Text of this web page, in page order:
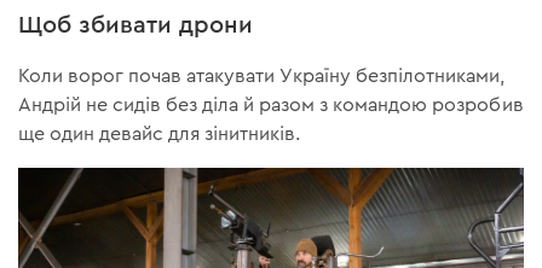
Щоб збивати дрони
Коли ворог почав атакувати Україну безпілотниками,
Андрій не сидів без діла й разом з командою розробив
ще один девайс для зінитників.